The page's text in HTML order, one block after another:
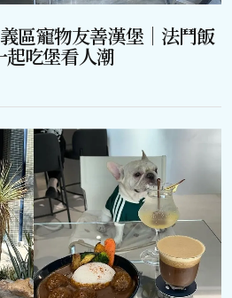
區寵物友善漢堡｜法鬥飯
吃堡看人潮